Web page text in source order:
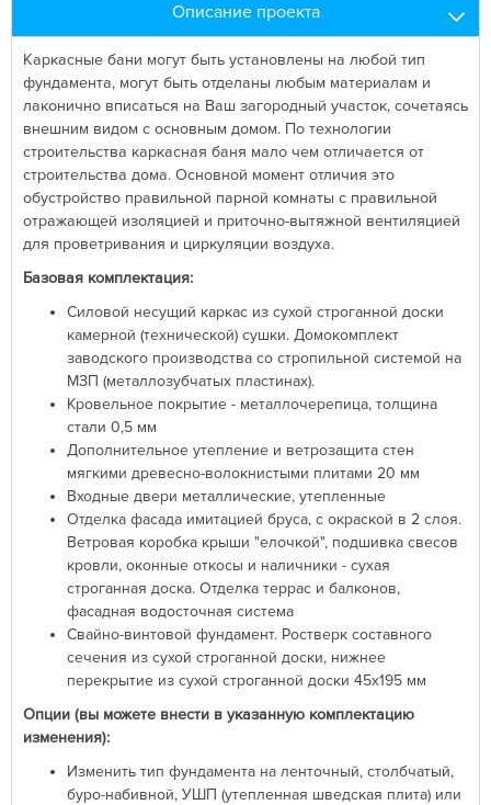
Описание проекта
Каркасные бани могут быть установлены на любой тип
фундамента, могут быть отделаны любым материалам и
лаконично вписаться на Ваш загородный участок, сочетаясь
внешним видом с основным домом. По технологии
строительства каркасная баня мало чем отличается от
строительства дома. Основной момент отличия это
обустройство правильной парной комнаты с правильной
отражающей изоляцией и приточно-вытяжной вентиляцией
для проветривания и циркуляции воздуха.
Базовая комплектация:
Силовой несущий каркас из сухой строганной доски
камерной (технической) сушки. Домокомплект
заводского производства со стропильной системой на
МЗП (металлозубчатых пластинах).
Кровельное покрытие - металлочерепица, толщина
стали 0,5 мм
Дополнительное утепление и ветрозащита стен
мягкими древесно-волокнистыми плитами 20 мм
Входные двери металлические, утепленные
Отделка фасада имитацией бруса, с окраской в 2 слоя.
Ветровая коробка крыши "елочкой", подшивка свесов
кровли, оконные откосы и наличники - сухая
строганная доска. Отделка террас и балконов,
фасадная водосточная система
Свайно-винтовой фундамент. Ростверк составного
сечения из сухой строганной доски, нижнее
перекрытие из сухой строганной доски 45х195 мм
Опции (вы можете внести в указанную комплектацию
изменения):
Изменить тип фундамента на ленточный, столбчатый,
буро-набивной, УШП (утепленная шведская плита) или